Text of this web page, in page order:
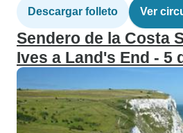
Descargar folleto Ver
Sendero de la Costa
Ives a Land's End - 5